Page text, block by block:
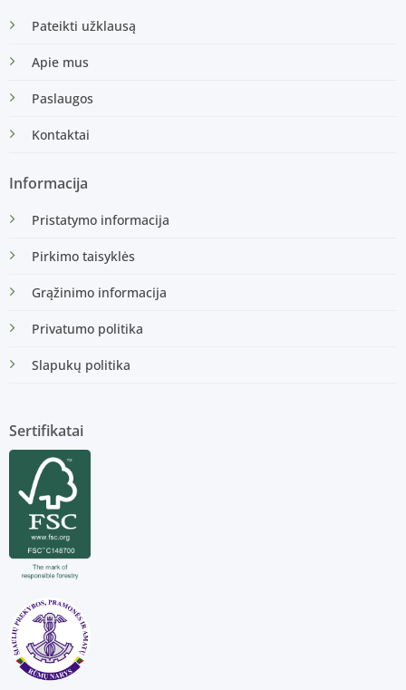
Pateikti užklausą
Apie mus
Paslaugos
Kontaktai
Informacija
Pristatymo informacija
Pirkimo taisyklės
Grąžinimo informacija
Privatumo politika
Slapukų politika
Sertifikatai